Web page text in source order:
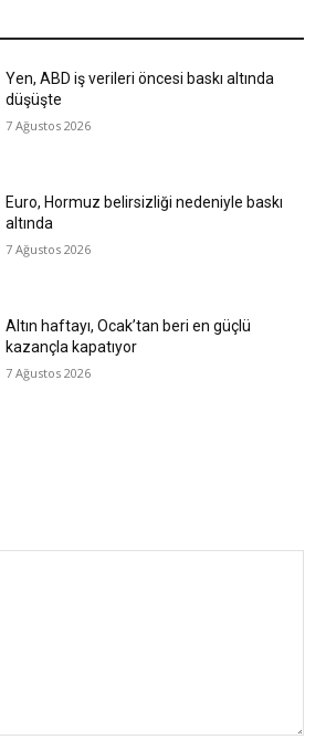
Yen, ABD iş verileri öncesi baskı altında
düşüşte
7 Ağustos 2026
Euro, Hormuz belirsizliği nedeniyle baskı
altında
7 Ağustos 2026
Altın haftayı, Ocak’tan beri en güçlü
kazançla kapatıyor
7 Ağustos 2026